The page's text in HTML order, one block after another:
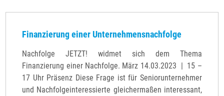
Finanzierung einer Unternehmensnachfolge
Nachfolge JETZT! widmet sich dem Thema
Finanzierung einer Nachfolge. März 14.03.2023 | 15 –
17 Uhr Präsenz Diese Frage ist für Seniorunternehmer
und Nachfolgeinteressierte gleichermaßen interessant,